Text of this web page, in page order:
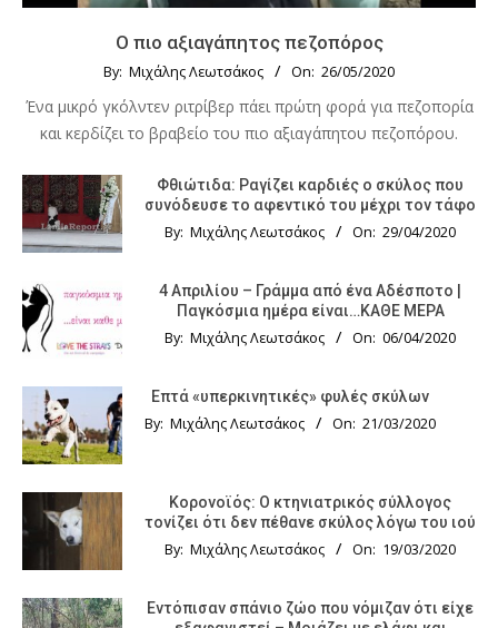
Ο πιο αξιαγάπητος πεζοπόρος
By: Μιχάλης Λεωτσάκος On: 26/05/2020
Ένα μικρό γκόλντεν ριτρίβερ πάει πρώτη φορά για πεζοπορία
και κερδίζει το βραβείο του πιο αξιαγάπητου πεζοπόρου.
Φθιώτιδα: Ραγίζει καρδιές ο σκύλος που
συνόδευσε το αφεντικό του μέχρι τον τάφο
By: Μιχάλης Λεωτσάκος On: 29/04/2020
4 Απριλίου – Γράμμα από ένα Αδέσποτο |
Παγκόσμια ημέρα είναι…ΚΑΘΕ ΜΕΡΑ
By: Μιχάλης Λεωτσάκος On: 06/04/2020
Επτά «υπερκινητικές» φυλές σκύλων
By: Μιχάλης Λεωτσάκος On: 21/03/2020
Κορονοϊός: Ο κτηνιατρικός σύλλογος
τονίζει ότι δεν πέθανε σκύλος λόγω του ιού
By: Μιχάλης Λεωτσάκος On: 19/03/2020
Εντόπισαν σπάνιο ζώο που νόμιζαν ότι είχε